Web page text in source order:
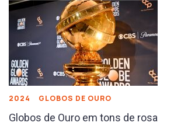
2024 GLOBOS DE OURO
Globos de Ouro em tons de rosa